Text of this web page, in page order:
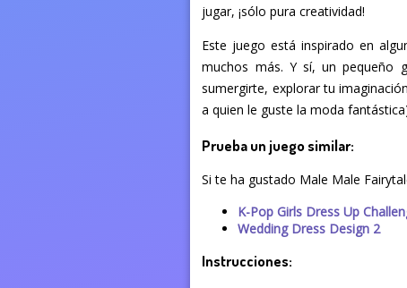
jugar, ¡sólo pura creatividad!
Este juego está inspirado en
muchos más. Y sí, un pequeño
sumergirte, explorar tu
a quien le guste la moda
Prueba un juego similar:
Si te ha gustado Male Male
K-Pop Girls Dress Up
Wedding Dress Design 2
Instrucciones: